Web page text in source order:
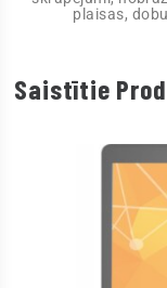
plaisas,
Saistītie